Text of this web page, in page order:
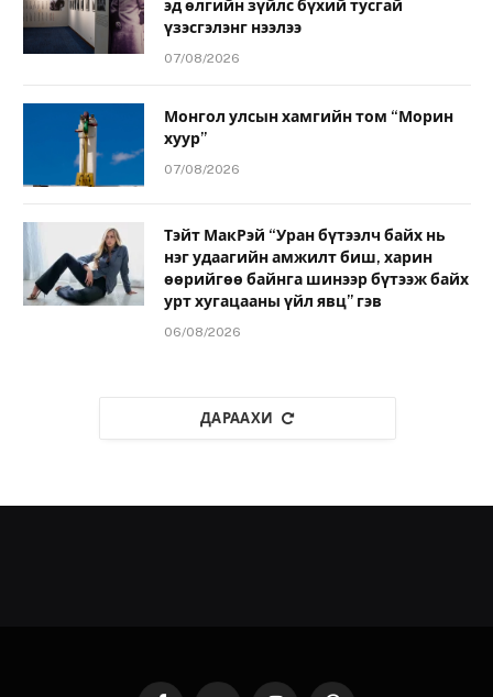
эд өлгийн зүйлс бүхий тусгай
үзэсгэлэнг нээлээ
07/08/2026
Монгол улсын хамгийн том “Морин
хуур”
07/08/2026
Тэйт МакРэй “Уран бүтээлч байх нь
нэг удаагийн амжилт биш, харин
өөрийгөө байнга шинээр бүтээж байх
урт хугацааны үйл явц” гэв
06/08/2026
ДАРААХИ